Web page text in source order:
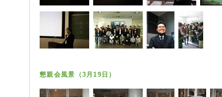
懇親会風景（3月19日）